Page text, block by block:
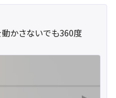
かさないでも360度